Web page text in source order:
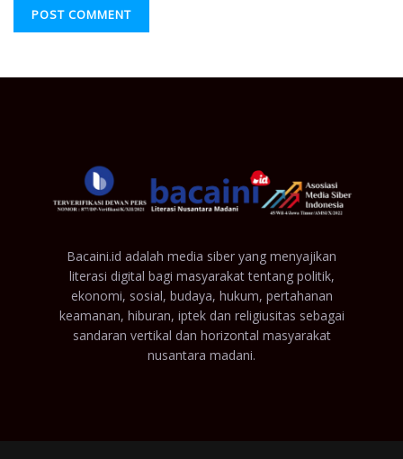
Bacaini.id adalah media siber yang menyajikan
literasi digital bagi masyarakat tentang politik,
ekonomi, sosial, budaya, hukum, pertahanan
keamanan, hiburan, iptek dan religiusitas sebagai
sandaran vertikal dan horizontal masyarakat
nusantara madani.